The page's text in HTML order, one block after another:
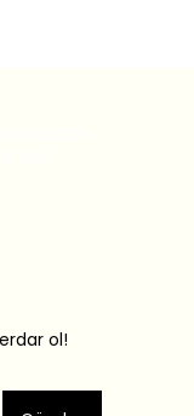
ol!